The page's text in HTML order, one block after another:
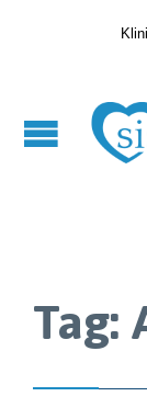
Tag: